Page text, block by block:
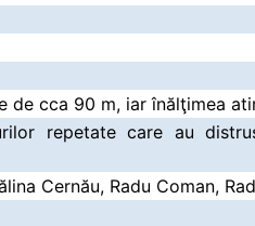
de cca 90 m, iar înălţimea
repetate care au
Cernău, Radu Coman,